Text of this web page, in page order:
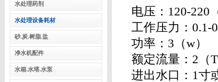
水处理药剂
水处理设备耗材
砂.炭.树脂.盐
净水机配件
水箱.水塔.水泵
电压：120-220
工作压力：0.1-
功率：3（w）
额定流量：2（
进出水口：1寸